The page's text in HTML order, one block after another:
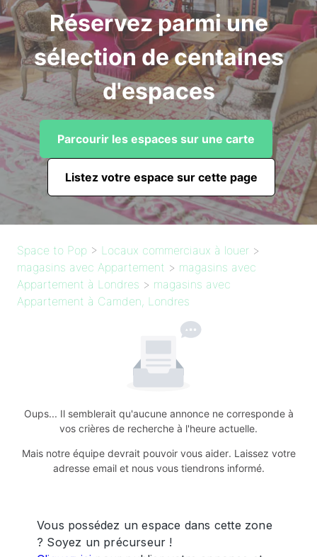
Réservez parmi une
sélection de centaines
d'espaces
Parcourir les espaces sur une carte
Listez votre espace sur cette page
Space to Pop > Locaux commerciaux à louer >
magasins avec Appartement > magasins avec
Appartement à Londres > magasins avec
Appartement à Camden, Londres
Oups... Il semblerait qu'aucune annonce ne corresponde à
vos crières de recherche à l'heure actuelle.
Mais notre équipe devrait pouvoir vous aider. Laissez votre
adresse email et nous vous tiendrons informé.